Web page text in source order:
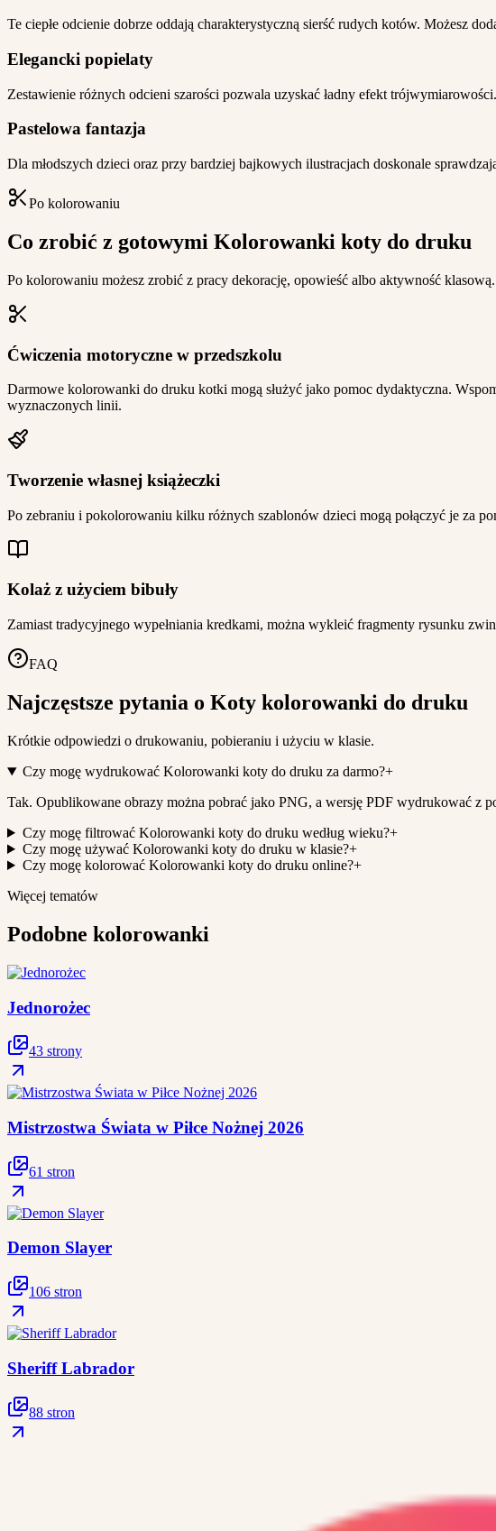
Te ciepłe odcienie dobrze oddają charakterystyczną sierść rudych kotów. Możesz
Elegancki popielaty
Zestawienie różnych odcieni szarości pozwala uzyskać ładny efekt
Pastelowa fantazja
Dla młodszych dzieci oraz przy bardziej bajkowych ilustracjach doskonale
Po kolorowaniu
Co zrobić z gotowymi Kolorowanki koty do druku
Po kolorowaniu możesz zrobić z pracy dekorację, opowieść albo aktywność klasową.
Ćwiczenia motoryczne w przedszkolu
Darmowe kolorowanki do druku kotki mogą służyć jako pomoc dydaktyczna.
wyznaczonych linii.
Tworzenie własnej książeczki
Po zebraniu i pokolorowaniu kilku różnych szablonów dzieci mogą połączyć je za
Kolaż z użyciem bibuły
Zamiast tradycyjnego wypełniania kredkami, można wykleić fragmenty rysunku
FAQ
Najczęstsze pytania o Koty kolorowanki do druku
Krótkie odpowiedzi o drukowaniu, pobieraniu i użyciu w klasie.
Czy mogę wydrukować Kolorowanki koty do druku za darmo?+
Tak. Opublikowane obrazy można pobrać jako PNG, a wersję PDF wydrukować z
Czy mogę filtrować Kolorowanki koty do druku według wieku?+
Czy mogę używać Kolorowanki koty do druku w klasie?+
Czy mogę kolorować Kolorowanki koty do druku online?+
Więcej tematów
Podobne kolorowanki
Jednorożec
43 strony
Mistrzostwa Świata w Piłce Nożnej 2026
61 stron
Demon Slayer
106 stron
Sheriff Labrador
88 stron